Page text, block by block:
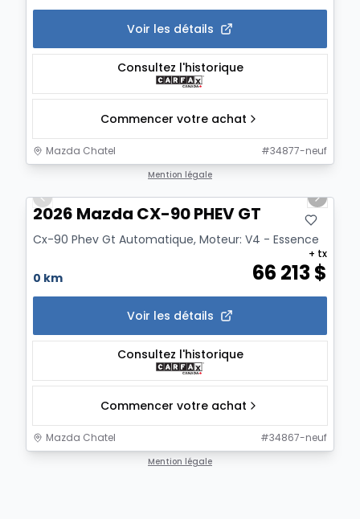
Voir les détails
Consultez l'historique
Commencer votre achat
Mazda Chatel #34877-neuf
Mention légale
Previous slide
Next
2026 Mazda CX-90 PHEV GT
Cx-90 Phev Gt Automatique, Moteur: V4 - Essence
0 km 66 213$
+ tx
Voir les détails
Consultez l'historique
Commencer votre achat
Mazda Chatel #34867-neuf
Mention légale